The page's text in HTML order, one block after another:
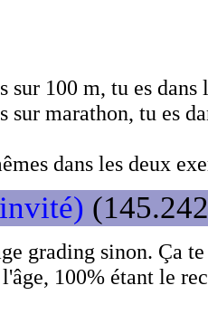
sur 100 m, tu es
sur marathon, tu es
dans les deux
grading sinon. Ça
100% étant le